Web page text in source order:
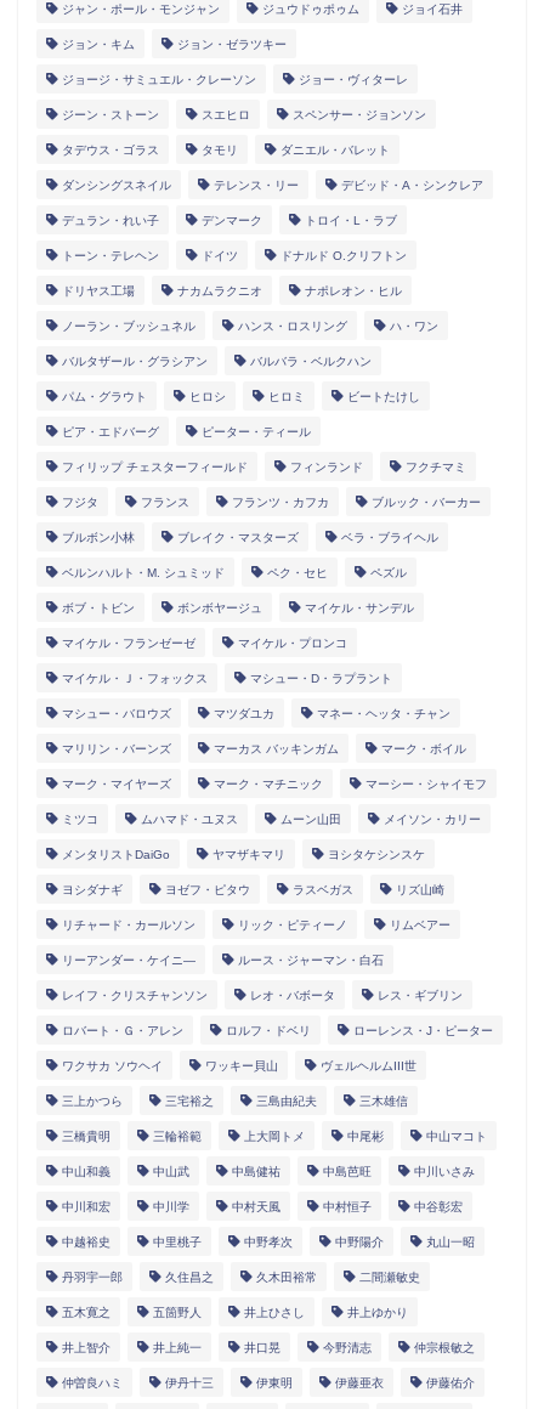
ジャン・ポール・モンジャン ジュウドゥポゥム ジョイ石井
ジョン・キム ジョン・ゼラツキー
ジョージ・サミュエル・クレーソン ジョー・ヴィターレ
ジーン・ストーン スエヒロ スペンサー・ジョンソン
タデウス・ゴラス タモリ ダニエル・バレット
ダンシングスネイル テレンス・リー デビッド・A・シンクレア
デュラン・れい子 デンマーク トロイ・L・ラブ
トーン・テレヘン ドイツ ドナルド O.クリフトン
ドリヤス工場 ナカムラクニオ ナポレオン・ヒル
ノーラン・ブッシュネル ハンス・ロスリング ハ・ワン
バルタザール・グラシアン バルバラ・ベルクハン
パム・グラウト ヒロシ ヒロミ ビートたけし
ピア・エドバーグ ピーター・ティール
フィリップ チェスターフィールド フィンランド フクチマミ
フジタ フランス フランツ・カフカ ブルック・バーカー
ブルボン小林 ブレイク・マスターズ ベラ・ブライヘル
ベルンハルト・M. シュミッド ペク・セヒ ペズル
ボブ・トビン ボンボヤージュ マイケル・サンデル
マイケル・フランゼーゼ マイケル・プロンコ
マイケル・Ｊ・フォックス マシュー・D・ラプラント
マシュー・バロウズ マツダユカ マネー・ヘッタ・チャン
マリリン・バーンズ マーカス バッキンガム マーク・ボイル
マーク・マイヤーズ マーク・マチニック マーシー・シャイモフ
ミツコ ムハマド・ユヌス ムーン山田 メイソン・カリー
メンタリストDaiGo ヤマザキマリ ヨシタケシンスケ
ヨシダナギ ヨゼフ・ピタウ ラスベガス リズ山崎
リチャード・カールソン リック・ピティーノ リムベアー
リーアンダー・ケイニ― ルース・ジャーマン・白石
レイフ・クリスチャンソン レオ・バボータ レス・ギブリン
ロバート・Ｇ・アレン ロルフ・ドベリ ローレンス・J・ピーター
ワクサカ ソウヘイ ワッキー貝山 ヴェルヘルムIII世
三上かつら 三宅裕之 三島由紀夫 三木雄信
三橋貴明 三輪裕範 上大岡トメ 中尾彬 中山マコト
中山和義 中山武 中島健祐 中島芭旺 中川いさみ
中川和宏 中川学 中村天風 中村恒子 中谷彰宏
中越裕史 中里桃子 中野孝次 中野陽介 丸山一昭
丹羽宇一郎 久住昌之 久木田裕常 二間瀬敏史
五木寛之 五箇野人 井上ひさし 井上ゆかり
井上智介 井上純一 井口晃 今野清志 仲宗根敏之
仲曽良ハミ 伊丹十三 伊東明 伊藤亜衣 伊藤佑介